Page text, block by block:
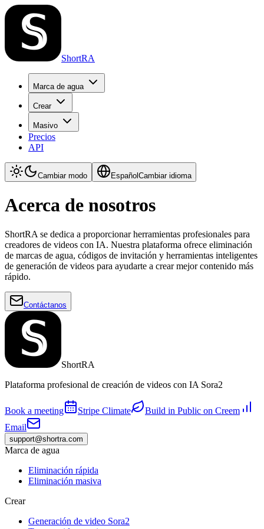
ShortRA
Marca de agua
Crear
Masivo
Precios
API
Cambiar modo Español Cambiar idioma
Acerca de nosotros
ShortRA se dedica a proporcionar herramientas profesionales para
creadores de videos con IA. Nuestra plataforma ofrece eliminación
de marcas de agua, códigos de invitación y herramientas inteligentes
de generación de videos para ayudarte a crear mejor contenido más
rápido.
Contáctanos
ShortRA
Plataforma profesional de creación de videos con IA Sora2
Book a meeting Stripe Climate
Build in Public on Creem
Email
support@shortra.com
Marca de agua
Eliminación rápida
Eliminación masiva
Crear
Generación de video Sora2